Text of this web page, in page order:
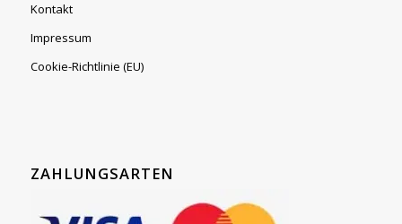
Kontakt
Impressum
Cookie-Richtlinie (EU)
ZAHLUNGSARTEN